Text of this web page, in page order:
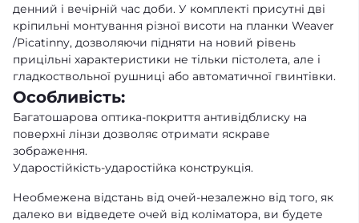
денний і вечірній час доби. У комплекті присутні дві
кріпильні монтування різної висоти на планки Weaver
/Picatinny, дозволяючи підняти на новий рівень
прицільні характеристики не тільки пістолета, але і
гладкоствольної рушниці або автоматичної гвинтівки.
Особливість:
Багатошарова оптика-покриття антивідблиску на
поверхні лінзи дозволяє отримати яскраве
зображення.
Ударостійкість-ударостійка конструкція.
Необмежена відстань від очей-незалежно від того, як
далеко ви відведете очей від коліматора, ви будете